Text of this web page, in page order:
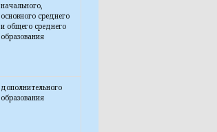
начального,
основного среднего
и общего среднего
образования
дополнительного
образования